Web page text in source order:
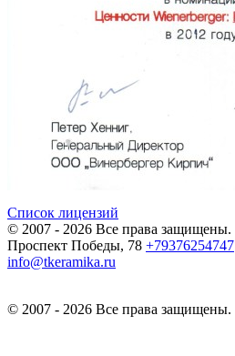
Список лицензий
© 2007 - 2026 Все права защищены.
Проспект Победы, 78 +79376254747
info@tkeramika.ru
© 2007 - 2026 Все права защищены.